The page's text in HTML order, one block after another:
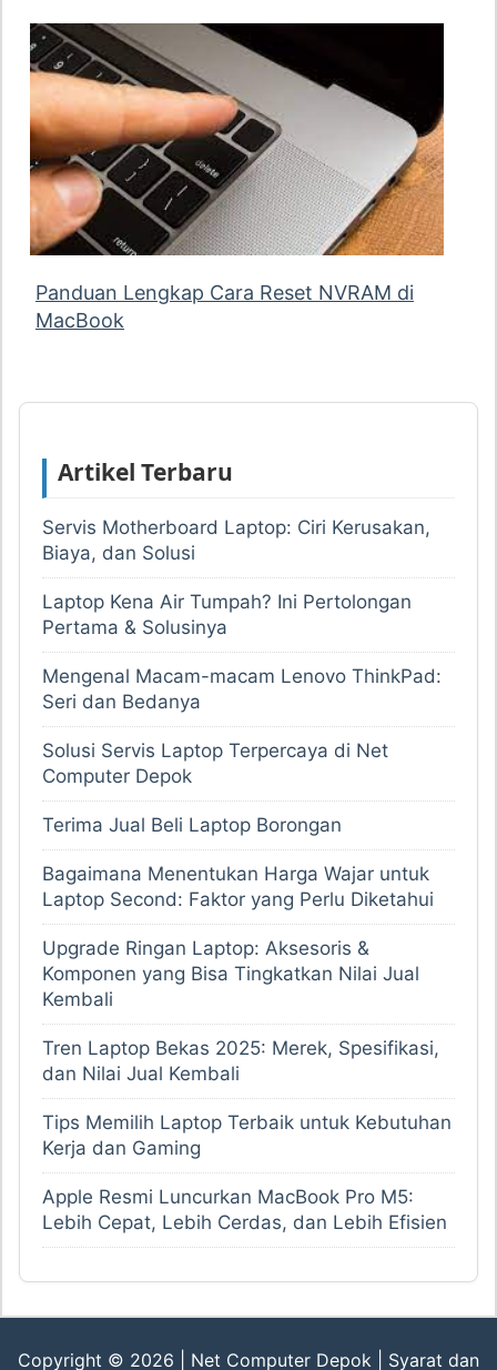
Panduan Lengkap Cara Reset NVRAM di
MacBook
Artikel Terbaru
Servis Motherboard Laptop: Ciri Kerusakan,
Biaya, dan Solusi
Laptop Kena Air Tumpah? Ini Pertolongan
Pertama & Solusinya
Mengenal Macam-macam Lenovo ThinkPad:
Seri dan Bedanya
Solusi Servis Laptop Terpercaya di Net
Computer Depok
Terima Jual Beli Laptop Borongan
Bagaimana Menentukan Harga Wajar untuk
Laptop Second: Faktor yang Perlu Diketahui
Upgrade Ringan Laptop: Aksesoris &
Komponen yang Bisa Tingkatkan Nilai Jual
Kembali
Tren Laptop Bekas 2025: Merek, Spesifikasi,
dan Nilai Jual Kembali
Tips Memilih Laptop Terbaik untuk Kebutuhan
Kerja dan Gaming
Apple Resmi Luncurkan MacBook Pro M5:
Lebih Cepat, Lebih Cerdas, dan Lebih Efisien
Copyright © 2026 | Net Computer Depok Syarat dan